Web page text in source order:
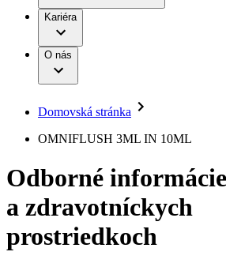
Terapie
Kontinencia a urológia
Liečba bolesti
Miniinvazívna chirurgia
Nutričná terapia
Onkológia
Ortopédia
Prevencia a kontrola
Spinálna chirurgia
Starostlivosť o rany
B. Braun Avitum
Ochorenia
Služby pre pacientov
Práca a kariéra
Naša kultúra
Vaša príležitosť
Zodpovednosť
Médiá
Tlačové správy
Kontakt
Kontaktný formulár
Spoločnosť
Kariéra
O nás
Domovská stránka
OMNIFLUSH 3ML IN 10ML
Odborné
a zdravotníckych
prostriedkoch